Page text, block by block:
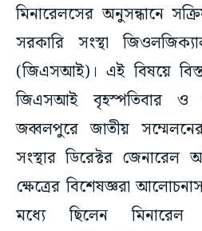
মিনারেলসের অনুসন্ধানে
সরকারি সংস্থা
(জিএসআই)। এই বিষয়ে
জিএসআই বৃহস্পতিবার ও
জব্বলপুরে জাতীয়
সংস্থার ডিরেক্টর
ক্ষেত্রের বিশেষজ্ঞরা
মধ্যে ছিলেন মিনারেল